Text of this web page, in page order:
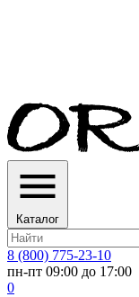
Каталог
8 (800) 775-23-10
пн-пт 09:00 до 17:00
0